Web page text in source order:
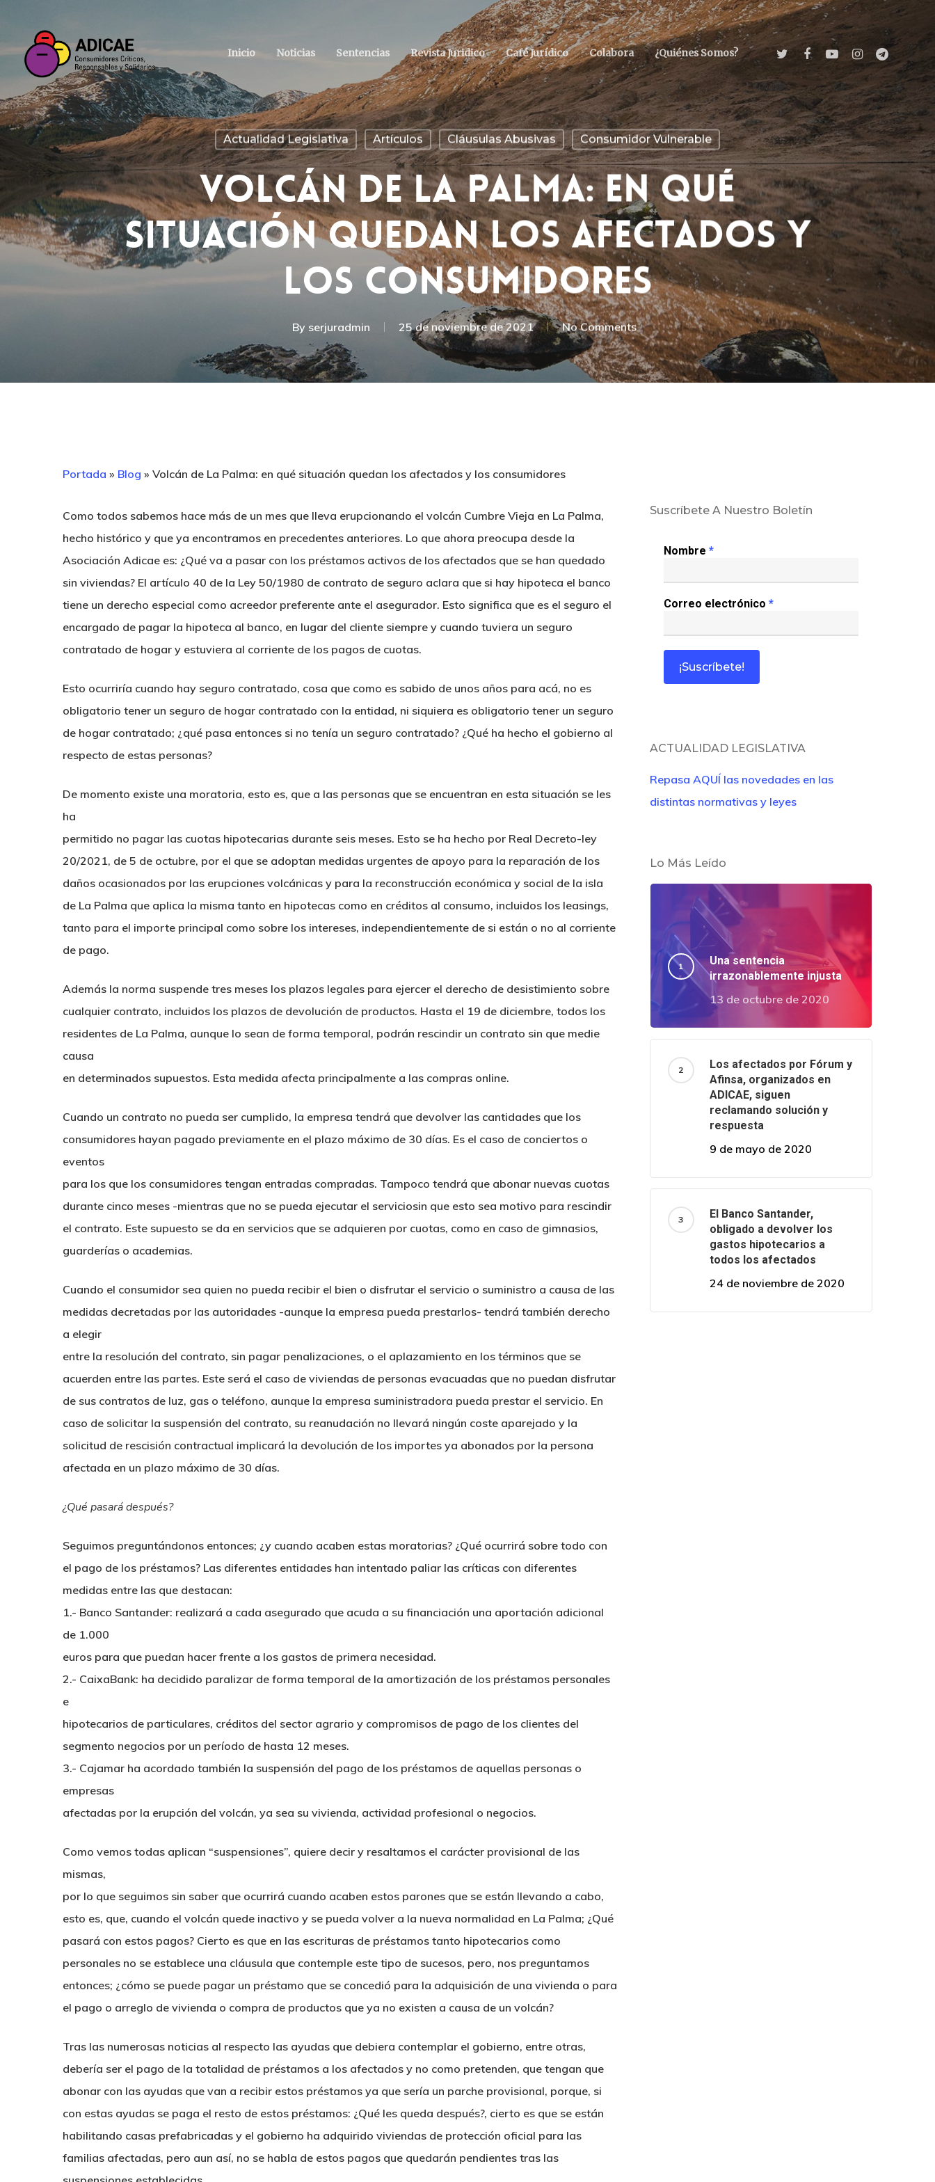
Inicio Noticias Sentencias Revista Juridico Café Jurídico Colabora ¿Quiénes Somos?
Actualidad Legislativa Artículos Cláusulas Abusivas Consumidor Vulnerable
Volcán De La Palma: En Qué
Situación Quedan Los Afectados Y
Los Consumidores
By serjuradmin 25 de noviembre de 2021 No Comments
Portada » Blog » Volcán de La Palma: en qué situación quedan los afectados y los consumidores
Como todos sabemos hace más de un mes que lleva erupcionando el volcán Cumbre Vieja en La Palma,
hecho histórico y que ya encontramos en precedentes anteriores. Lo que ahora preocupa desde la
Asociación Adicae es: ¿Qué va a pasar con los préstamos activos de los afectados que se han quedado
sin viviendas? El artículo 40 de la Ley 50/1980 de contrato de seguro aclara que si hay hipoteca el banco
tiene un derecho especial como acreedor preferente ante el asegurador. Esto significa que es el seguro el
encargado de pagar la hipoteca al banco, en lugar del cliente siempre y cuando tuviera un seguro
contratado de hogar y estuviera al corriente de los pagos de cuotas.
Esto ocurriría cuando hay seguro contratado, cosa que como es sabido de unos años para acá, no es
obligatorio tener un seguro de hogar contratado con la entidad, ni siquiera es obligatorio tener un seguro
de hogar contratado; ¿qué pasa entonces si no tenía un seguro contratado? ¿Qué ha hecho el gobierno al
respecto de estas personas?
De momento existe una moratoria, esto es, que a las personas que se encuentran en esta situación se les
ha
permitido no pagar las cuotas hipotecarias durante seis meses. Esto se ha hecho por Real Decreto-ley
20/2021, de 5 de octubre, por el que se adoptan medidas urgentes de apoyo para la reparación de los
daños ocasionados por las erupciones volcánicas y para la reconstrucción económica y social de la isla
de La Palma que aplica la misma tanto en hipotecas como en créditos al consumo, incluidos los leasings,
tanto para el importe principal como sobre los intereses, independientemente de si están o no al corriente
de pago.
Además la norma suspende tres meses los plazos legales para ejercer el derecho de desistimiento sobre
cualquier contrato, incluidos los plazos de devolución de productos. Hasta el 19 de diciembre, todos los
residentes de La Palma, aunque lo sean de forma temporal, podrán rescindir un contrato sin que medie
causa
en determinados supuestos. Esta medida afecta principalmente a las compras online.
Cuando un contrato no pueda ser cumplido, la empresa tendrá que devolver las cantidades que los
consumidores hayan pagado previamente en el plazo máximo de 30 días. Es el caso de conciertos o
eventos
para los que los consumidores tengan entradas compradas. Tampoco tendrá que abonar nuevas cuotas
durante cinco meses -mientras que no se pueda ejecutar el serviciosin que esto sea motivo para rescindir
el contrato. Este supuesto se da en servicios que se adquieren por cuotas, como en caso de gimnasios,
guarderías o academias.
Cuando el consumidor sea quien no pueda recibir el bien o disfrutar el servicio o suministro a causa de las
medidas decretadas por las autoridades -aunque la empresa pueda prestarlos- tendrá también derecho
a elegir
entre la resolución del contrato, sin pagar penalizaciones, o el aplazamiento en los términos que se
acuerden entre las partes. Este será el caso de viviendas de personas evacuadas que no puedan disfrutar
de sus contratos de luz, gas o teléfono, aunque la empresa suministradora pueda prestar el servicio. En
caso de solicitar la suspensión del contrato, su reanudación no llevará ningún coste aparejado y la
solicitud de rescisión contractual implicará la devolución de los importes ya abonados por la persona
afectada en un plazo máximo de 30 días.
¿Qué pasará después?
Seguimos preguntándonos entonces; ¿y cuando acaben estas moratorias? ¿Qué ocurrirá sobre todo con
el pago de los préstamos? Las diferentes entidades han intentado paliar las críticas con diferentes
medidas entre las que destacan:
1.- Banco Santander: realizará a cada asegurado que acuda a su financiación una aportación adicional
de 1.000
euros para que puedan hacer frente a los gastos de primera necesidad.
2.- CaixaBank: ha decidido paralizar de forma temporal de la amortización de los préstamos personales
e
hipotecarios de particulares, créditos del sector agrario y compromisos de pago de los clientes del
segmento negocios por un período de hasta 12 meses.
3.- Cajamar ha acordado también la suspensión del pago de los préstamos de aquellas personas o
empresas
afectadas por la erupción del volcán, ya sea su vivienda, actividad profesional o negocios.
Como vemos todas aplican “suspensiones”, quiere decir y resaltamos el carácter provisional de las
mismas,
por lo que seguimos sin saber que ocurrirá cuando acaben estos parones que se están llevando a cabo,
esto es, que, cuando el volcán quede inactivo y se pueda volver a la nueva normalidad en La Palma; ¿Qué
pasará con estos pagos? Cierto es que en las escrituras de préstamos tanto hipotecarios como
personales no se establece una cláusula que contemple este tipo de sucesos, pero, nos preguntamos
entonces; ¿cómo se puede pagar un préstamo que se concedió para la adquisición de una vivienda o para
el pago o arreglo de vivienda o compra de productos que ya no existen a causa de un volcán?
Tras las numerosas noticias al respecto las ayudas que debiera contemplar el gobierno, entre otras,
debería ser el pago de la totalidad de préstamos a los afectados y no como pretenden, que tengan que
abonar con las ayudas que van a recibir estos préstamos ya que sería un parche provisional, porque, si
con estas ayudas se paga el resto de estos préstamos: ¿Qué les queda después?, cierto es que se están
habilitando casas prefabricadas y el gobierno ha adquirido viviendas de protección oficial para las
familias afectadas, pero aun así, no se habla de estos pagos que quedarán pendientes tras las
Suscríbete A Nuestro Boletín
Nombre *
Correo electrónico *
ACTUALIDAD LEGISLATIVA
Repasa AQUÍ las novedades en las
distintas normativas y leyes
Lo Más Leído
Una sentencia
irrazonablemente injusta
13 de octubre de 2020
Los afectados por Fórum y
Afinsa, organizados en
ADICAE, siguen
reclamando solución y
respuesta
9 de mayo de 2020
El Banco Santander,
obligado a devolver los
gastos hipotecarios a
todos los afectados
24 de noviembre de 2020